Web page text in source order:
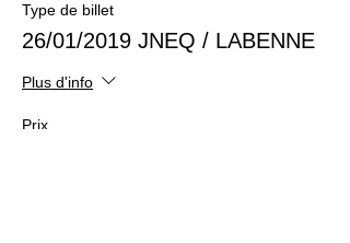
Type de billet
26/01/2019 JNEQ / LABENNE
Plus d'info
Prix